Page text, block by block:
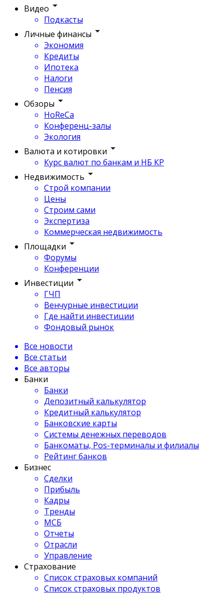
Видео
Подкасты
Личные финансы
Экономия
Кредиты
Ипотека
Налоги
Пенсия
Обзоры
HoReCa
Конференц-залы
Экология
Валюта и котировки
Курс валют по банкам и НБ КР
Недвижимость
Строй компании
Цены
Строим сами
Экспертиза
Коммерческая недвижимость
Площадки
Форумы
Конференции
Инвестиции
ГЧП
Венчурные инвестиции
Где найти инвестиции
Фондовый рынок
Все новости
Все статьи
Все авторы
Банки
Банки
Депозитный калькулятор
Кредитный калькулятор
Банковские карты
Системы денежных переводов
Банкоматы, Pos-терминалы и филиалы
Рейтинг банков
Бизнес
Сделки
Прибыль
Кадры
Тренды
МСБ
Отчеты
Отрасли
Управление
Страхование
Список страховых компаний
Список страховых продуктов